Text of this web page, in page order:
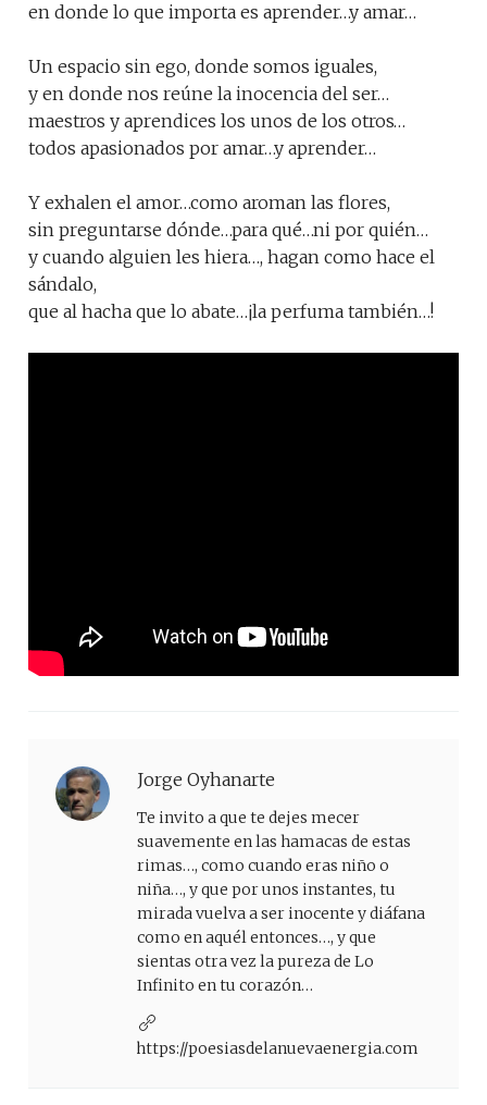
en donde lo que importa es aprender…y amar…
Un espacio sin ego, donde somos iguales,
y en donde nos reúne la inocencia del ser…
maestros y aprendices los unos de los otros…
todos apasionados por amar…y aprender…
Y exhalen el amor…como aroman las flores,
sin preguntarse dónde…para qué…ni por quién…
y cuando alguien les hiera…, hagan como hace el
sándalo,
que al hacha que lo abate…¡la perfuma también…!
Jorge Oyhanarte
Te invito a que te dejes mecer
suavemente en las hamacas de estas
rimas…, como cuando eras niño o
niña…, y que por unos instantes, tu
mirada vuelva a ser inocente y diáfana
como en aquél entonces…, y que
sientas otra vez la pureza de Lo
Infinito en tu corazón…
https://poesiasdelanuevaenergia.com